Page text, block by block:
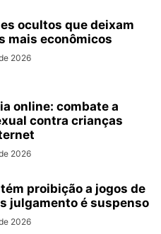
ocultos que deixam
mais econômicos
2026
online: combate a
contra crianças
2026
proibição a jogos de
julgamento é suspenso
2026